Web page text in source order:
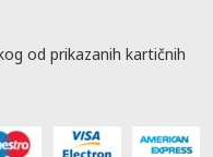
od prikazanih kartičnih